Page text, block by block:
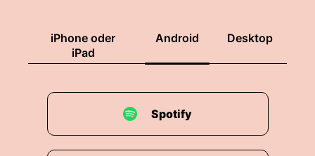
iPhone oder
iPad
Android Desktop
Spotify